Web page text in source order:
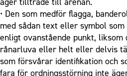
• Den som medför flagga,
med sådan text eller symbol
enligt ovanstående punkt, liksom
rånarluva eller helt eller delvis
som försvårar identifikation och
fara för ordningsstörning inte